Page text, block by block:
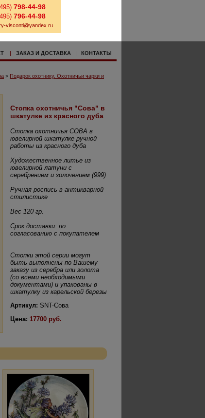
798-44-98
796-44-98
visconti@yandex.ru
| ЗАКАЗ И ДОСТАВКА | КОНТАКТЫ
> Подарок охотнику. Охотничьи чарки и
Стопка охотничья "Сова" в
шкатулке из красного дуба
Стопка охотничья СОВА в
ювелирной шкатулке ручной
работы из красного дуба
Художественное литье из
ювелирной латуни с
серебрением и золочением (999)
Ручная роспись в антикварной
стилистике
Вес 120 гр.
Срок доставки: по
согласованию с покупателем
Стопки этой серии могут
быть выполнены по Вашему
заказу из серебра или золота
(со всеми необходимыми
документами) и упакованы в
шкатулку из карельской березы
Артикул: SNT-Сова
Цена: 17700 руб.